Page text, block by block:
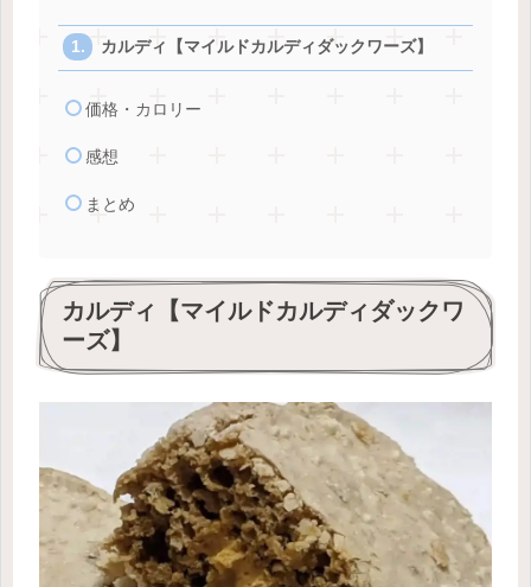
カルディ【マイルドカルディダックワーズ】
価格・カロリー
感想
まとめ
カルディ【マイルドカルディダックワ
ーズ】